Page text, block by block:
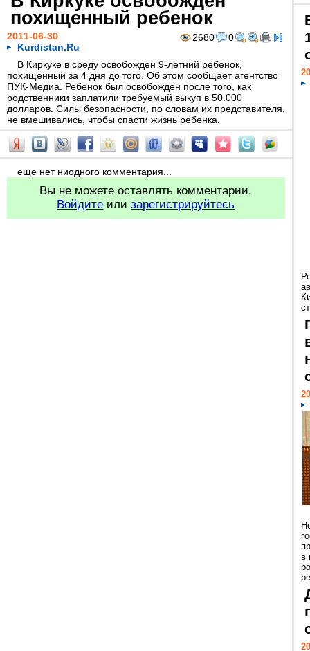
похищенный ребенок
2680 0
2011-06-30
Kurdistan.Ru
В Киркуке в среду освобожден 9-летний ребенок,
похищенный за 4 дня до того. Об этом сообщает агентство
ПУК-Медиа. Ребенок был освобожден после того, как
родственники заплатили требуемый выкуп в 50.000
долларов. Силы безопасности, по словам их представителя,
не вмешивались, чтобы спасти жизнь ребенка.
еще нет ниодного комментария...
Вы не можете оставлять комментарии.
Войдите илизарегистрируйтесь
в